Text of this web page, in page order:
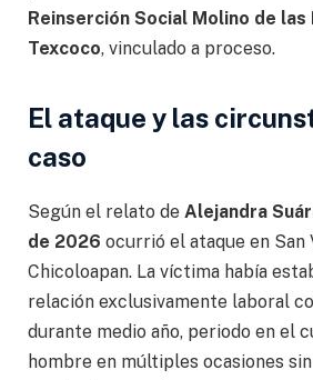
Reinserción Social Molino de las
Texcoco, vinculado a proceso.
El ataque y las
caso
Según el relato de Alejandra
de 2026 ocurrió el ataque en San
Chicoloapan. La víctima había
relación exclusivamente laboral
durante medio año, periodo en el
hombre en múltiples ocasiones